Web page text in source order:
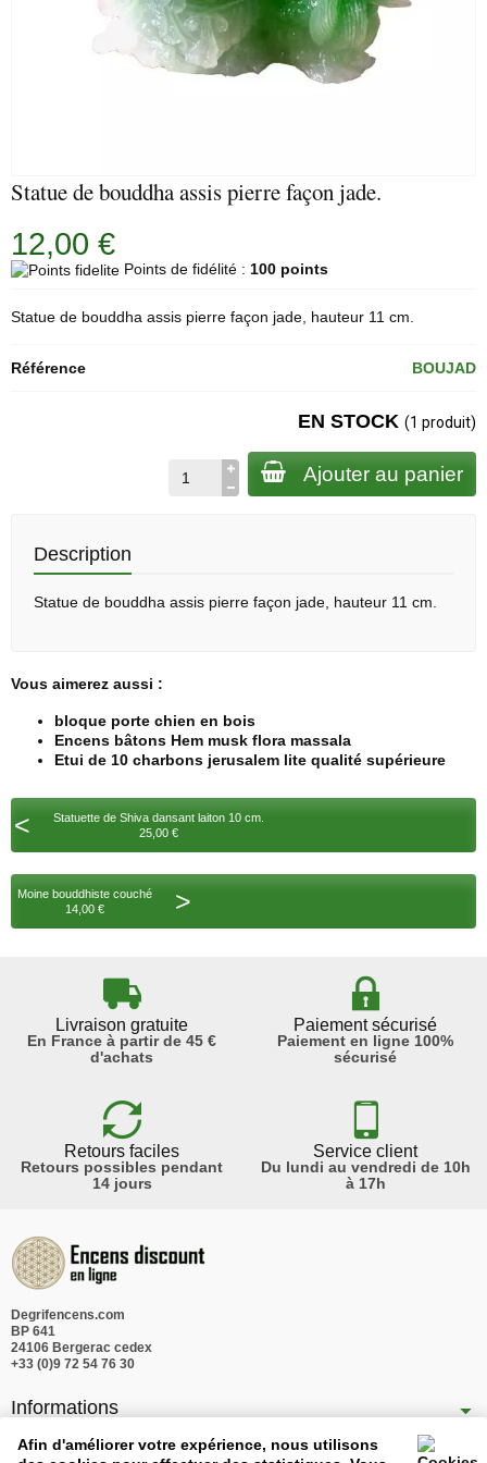
Statue de bouddha assis pierre façon jade.
12,00 €
Points de fidélité : 100 points
Statue de bouddha assis pierre façon jade, hauteur 11 cm.
Référence BOUJAD
EN STOCK (1 produit)
Ajouter au panier
Description
Statue de bouddha assis pierre façon jade, hauteur 11 cm.
Vous aimerez aussi :
bloque porte chien en bois
Encens bâtons Hem musk flora massala
Etui de 10 charbons jerusalem lite qualité supérieure
<
Statuette de Shiva dansant laiton 10 cm.
25,00 €
Moine bouddhiste couché
14,00 €
>
Livraison gratuite
En France à partir de 45 €
d'achats
Paiement sécurisé
Paiement en ligne 100%
sécurisé
Retours faciles
Retours possibles pendant
14 jours
Service client
Du lundi au vendredi de 10h
à 17h
Degrifencens.com
BP 641
24106 Bergerac cedex
+33 (0)9 72 54 76 30
Informations
Nos produits
Afin d'améliorer votre expérience, nous utilisons